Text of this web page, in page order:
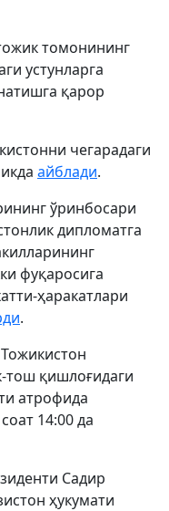
томонининг
устунларга
қарор
чегарадаги
айблади.
ўринбосари
дипломатга
фуқаросига
ҳаракатлари
.
тош қишлоғидаги
атрофида
14:00 да
Садир
ҳукумати